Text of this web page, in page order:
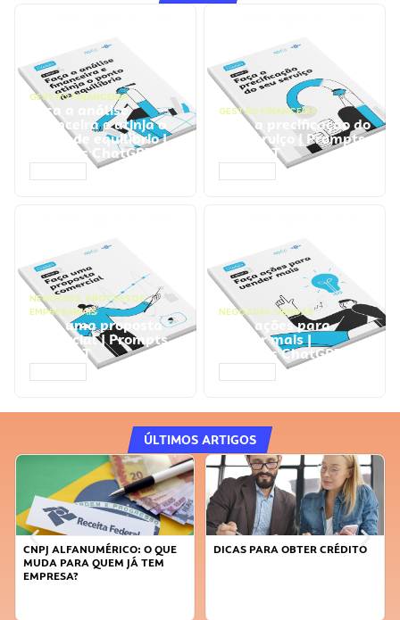
GESTÃO FINANCEIRA
Faça a análise
financeira e atinja o
ponto de equilíbrio |
Prompts ChatGPT
GESTÃO FINANCEIRA
Faça a precificação do
seu serviço | Prompts
ChatGPT
NEGÓCIOS, PROCESSOS
EMPRESARIAIS
Faça uma proposta
comercial | Prompts
ChatGPT
NEGÓCIOS, VENDAS
Faça ações para
vender mais |
Prompts ChatGPT
ÚLTIMOS ARTIGOS
CNPJ ALFANUMÉRICO: O QUE
MUDA PARA QUEM JÁ TEM
EMPRESA?
DICAS PARA OBTER CRÉDITO